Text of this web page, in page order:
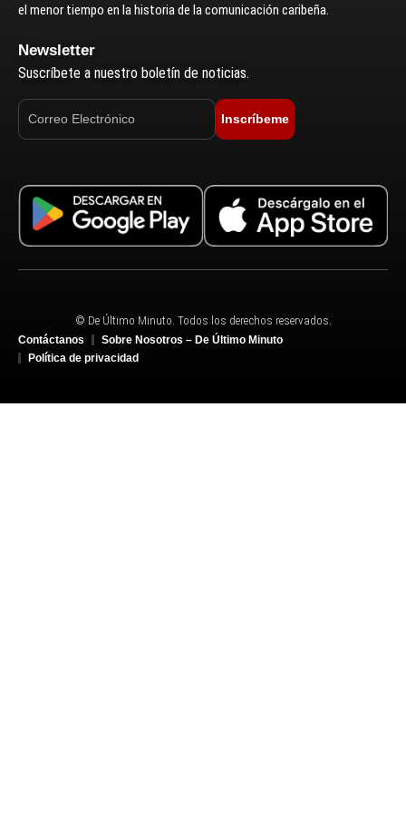
el menor tiempo en la historia de la comunicación caribeña.
Newsletter
Suscríbete a nuestro boletín de noticias.
Inscríbeme
© De Último Minuto. Todos los derechos reservados.
Contáctanos
Sobre Nosotros – De Último Minuto
Política de privacidad